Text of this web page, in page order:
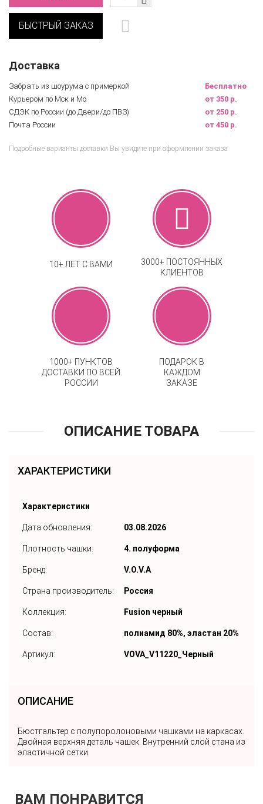
БЫСТРЫЙ ЗАКАЗ
Доставка
Забрать из шоурума с примеркой
Бесплатно
Курьером по Мск и Мо
от 350 р.
СДЭК по России (до Двери/до ПВЗ)
от 250 р.
Почта России
от 450 р.
Подробные варианты доставки Вы увидите при оформлении заказа
10+ ЛЕТ С ВАМИ
3000+ ПОСТОЯННЫХ
КЛИЕНТОВ
1000+ ПУНКТОВ
ДОСТАВКИ ПО ВСЕЙ
РОССИИ
ПОДАРОК В
КАЖДОМ
ЗАКАЗЕ
ОПИСАНИЕ ТОВАРА
ХАРАКТЕРИСТИКИ
Характеристики
Дата обновления: 03.08.2026
Плотность чашки: 4. полуформа
Бренд: V.O.V.A
Страна производитель: Россия
Коллекция: Fusion черный
Состав: полиамид 80%, эластан 20%
Артикул: VOVA_V11220_Черный
ОПИСАНИЕ
Бюстгальтер с полупоролоновыми чашками на каркасах.
Двойная верхняя деталь чашек. Внутренний слой стана из
эластичной сетки.
ВАМ ПОНРАВИТСЯ